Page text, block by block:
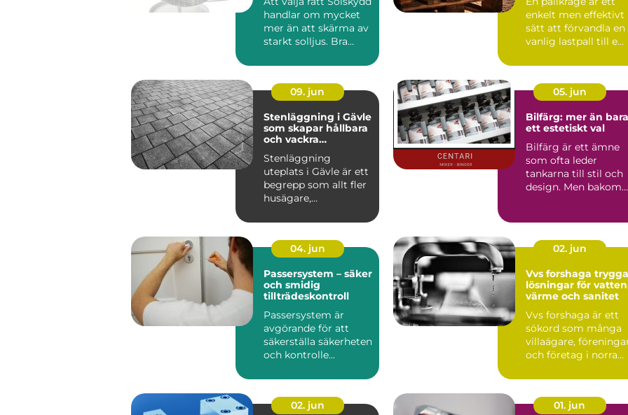
handlar om mycket
mer än att skärma av
starkt solljus. Bra
enkelt men effektivt
sätt att förvandla en
vanlig lastpall till e...
09. jun
Stenläggning i Gävle
som skapar hållbara
och vackra
Stenläggning
uteplats i Gävle är ett
begrepp som allt fler
husägare,
05. jun
Bilfärg: mer än bara
ett estetiskt val
Bilfärg är ett ämne
som ofta leder
tankarna till stil och
design. Men bakom
04. jun
Passersystem – säker
och smidig
tillträdeskontroll
Passersystem är
avgörande för att
säkerställa säkerheten
och kontrolle...
02. jun
Vvs forshaga trygga
lösningar för
värme och sanitet
Vvs forshaga är ett
sökord som många
villaägare,
och företag i norra
nä...
02. jun
01. jun